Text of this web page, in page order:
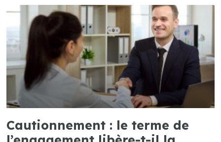
Cautionnement : le terme de